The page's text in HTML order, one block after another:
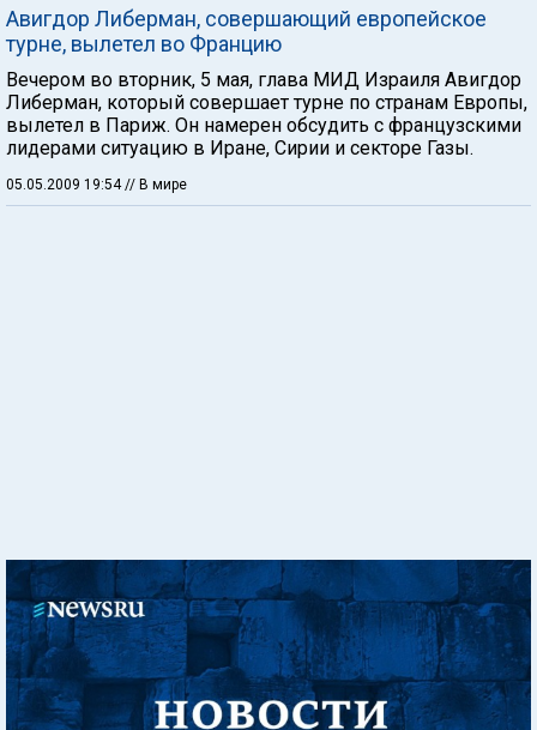
Авигдор Либерман, совершающий европейское
турне, вылетел во Францию
Вечером во вторник, 5 мая, глава МИД Израиля Авигдор
Либерман, который совершает турне по странам Европы,
вылетел в Париж. Он намерен обсудить с французскими
лидерами ситуацию в Иране, Сирии и секторе Газы.
05.05.2009 19:54 // В мире